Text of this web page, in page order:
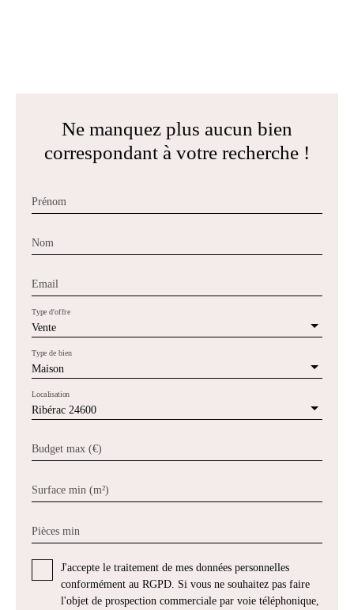
Ne manquez plus aucun bien
correspondant à votre recherche !
Prénom
Nom
Email
Vente
Type d'offre
Maison
Type de bien
Ribérac 24600
Localisation
Budget max (€)
Surface min (m²)
Pièces min
J'accepte le traitement de mes données personnelles
conformément au RGPD. Si vous ne souhaitez pas faire
l'objet de prospection commerciale par voie téléphonique,